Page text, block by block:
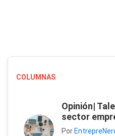
COLUMNAS
Opinión|
sector
Por